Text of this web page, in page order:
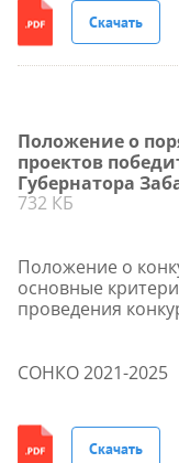
Скачать
Положение о
проектов
Губернатора
732 КБ
Положение о
основные
проведения
СОНКО 2021-2025
Скачать